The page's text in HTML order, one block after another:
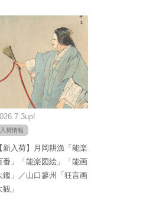
入荷情報
【新入荷】月岡耕漁「能楽
番」「能楽図絵」「能画
鑑」／山口蓼州「狂言画
観」